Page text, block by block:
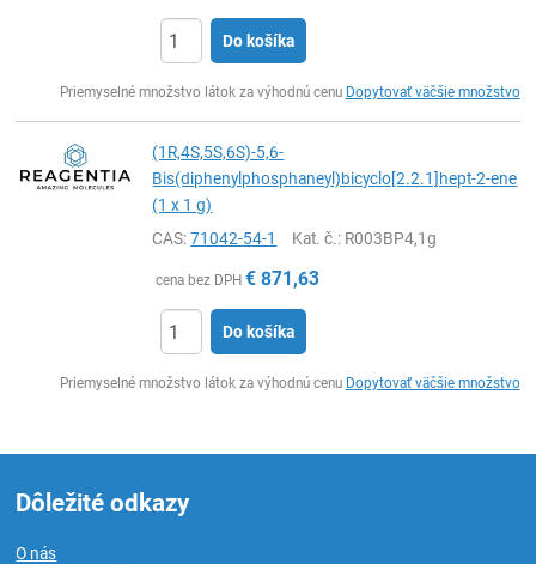
Do košíka
Priemyselné množstvo látok za výhodnú cenu Dopytovať väčšie množstvo
(1R,4S,5S,6S)-5,6-
Bis(diphenylphosphaneyl)bicyclo[2.2.1]hept-2-ene
(1 x 1 g)
CAS:71042-54-1 Kat. č.: R003BP4,1g
cena bez DPH € 871,63
Do košíka
Priemyselné množstvo látok za výhodnú cenu Dopytovať väčšie množstvo
Dôležité odkazy
O nás